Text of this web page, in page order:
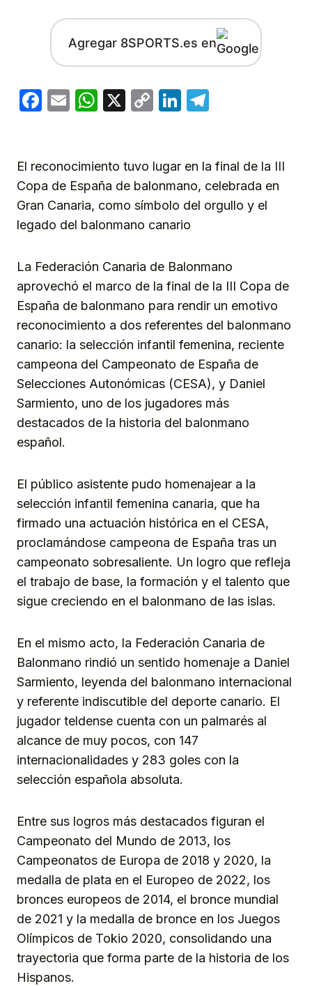
Agregar 8SPORTS.es en
Facebook
EmailWhatsApp
X
CopyLinkedIn
El reconocimiento tuvo lugar en la final de la III
Copa de España de balonmano, celebrada en
Gran Canaria, como símbolo del orgullo y el
legado del balonmano canario
La Federación Canaria de Balonmano
aprovechó el marco de la final de la III Copa de
España de balonmano para rendir un emotivo
reconocimiento a dos referentes del balonmano
canario: la selección infantil femenina, reciente
campeona del Campeonato de España de
Selecciones Autonómicas (CESA), y Daniel
Sarmiento, uno de los jugadores más
destacados de la historia del balonmano
español.
El público asistente pudo homenajear a la
selección infantil femenina canaria, que ha
firmado una actuación histórica en el CESA,
proclamándose campeona de España tras un
campeonato sobresaliente. Un logro que refleja
el trabajo de base, la formación y el talento que
sigue creciendo en el balonmano de las islas.
En el mismo acto, la Federación Canaria de
Balonmano rindió un sentido homenaje a Daniel
Sarmiento, leyenda del balonmano internacional
y referente indiscutible del deporte canario. El
jugador teldense cuenta con un palmarés al
alcance de muy pocos, con 147
internacionalidades y 283 goles con la
selección española absoluta.
Entre sus logros más destacados figuran el
Campeonato del Mundo de 2013, los
Campeonatos de Europa de 2018 y 2020, la
medalla de plata en el Europeo de 2022, los
bronces europeos de 2014, el bronce mundial
de 2021 y la medalla de bronce en los Juegos
Olímpicos de Tokio 2020, consolidando una
trayectoria que forma parte de la historia de los
Hispanos.